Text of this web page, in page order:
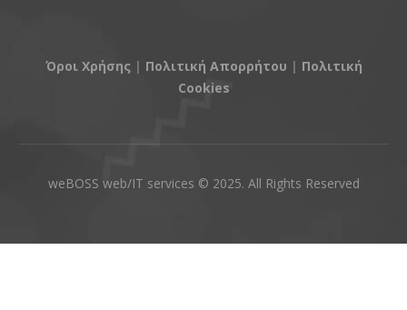
Όροι Χρήσης | Πολιτική Απορρήτου | Πολιτική
Cookies
weBOSS web/IT services © 2025. All Rights Reserved